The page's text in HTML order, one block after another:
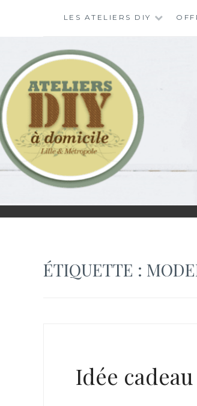
LES ATELIERS DIY
ÉTIQUETTE :
Idée